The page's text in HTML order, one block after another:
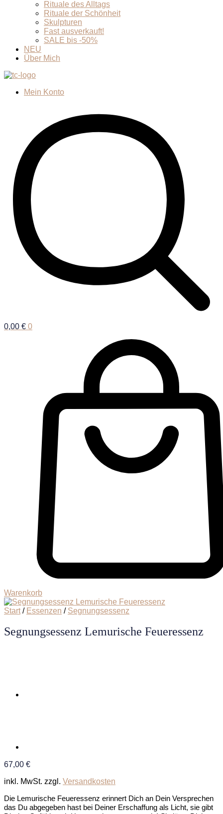
Rituale des Alltags
Rituale der Schönheit
Skulpturen
Fast ausverkauft!
SALE bis -50%
NEU
Über Mich
Mein Konto
0,00 € 0
Warenkorb
Start / Essenzen / Segnungsessenz
Segnungsessenz Lemurische Feueressenz
67,00 €
inkl. MwSt. zzgl. Versandkosten
Die Lemurische Feueressenz erinnert Dich an Dein Versprechen
das Du abgegeben hast bei Deiner Erschaffung als Licht, sie gibt